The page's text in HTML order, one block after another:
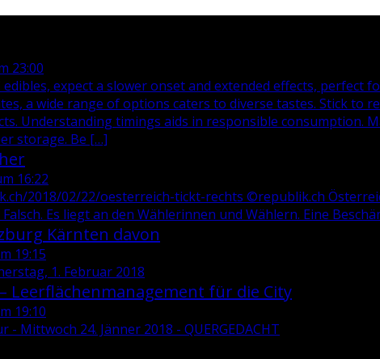
23:00
expect a slower onset and extended effects, perfect
a wide range of options caters to diverse tastes. Stick to
Understanding timings aids in responsible consumption.
storage. Be […]
16:22
2018/02/22/oesterreich-tickt-rechts ©republik.ch
Es liegt an den Wählerinnen und Wählern. Eine
Kärnten davon
19:15
1. Februar 2018
Leerflächenmanagement für die City
19:10
- Mittwoch 24. Jänner 2018 - QUERGEDACHT